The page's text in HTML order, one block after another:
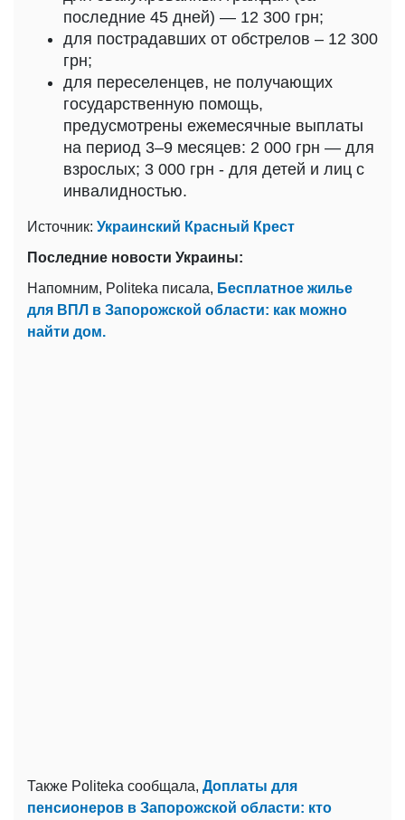
последние 45 дней) — 12 300 грн;
для пострадавших от обстрелов – 12 300
грн;
для переселенцев, не получающих
государственную помощь,
предусмотрены ежемесячные выплаты
на период 3–9 месяцев: 2 000 грн — для
взрослых; 3 000 грн - для детей и лиц с
инвалидностью.
Источник: Украинский Красный Крест
Последние новости Украины:
Напомним, Politeka писала, Бесплатное жилье
для ВПЛ в Запорожской области: как можно
найти дом.
Также Politeka сообщала, Доплаты для
пенсионеров в Запорожской области: кто